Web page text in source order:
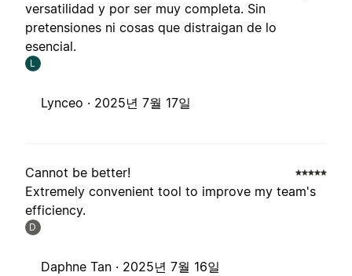
versatilidad y por ser muy completa. Sin
pretensiones ni cosas que distraigan de lo
esencial.
L
Lynceo · 2025년 7월 17일
Cannot be better!
Extremely convenient tool to improve my team's
efficiency.
D
Daphne Tan · 2025년 7월 16일